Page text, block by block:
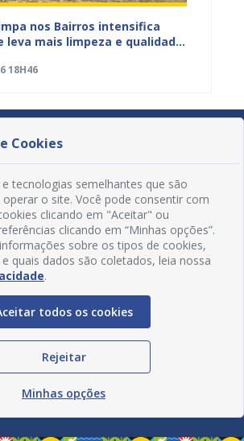
nos Bairros intensifica
leva mais limpeza e qualidade
18H46
Redes Sociais
Cookies
tecnologias semelhantes que são
operar o site. Você pode consentir com
clicando em "Aceitar" ou
clicando em “Minhas opções”.
sobre os tipos de cookies,
quais dados são coletados, leia nossa
.
todos os cookies
Rejeitar
Minhas opções